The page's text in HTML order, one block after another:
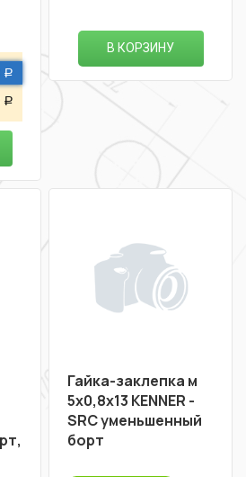
Р
Р
В КОРЗИНУ
Гайка-заклепка м
5х0,8х13 KENNER -
SRC уменьшенный
борт